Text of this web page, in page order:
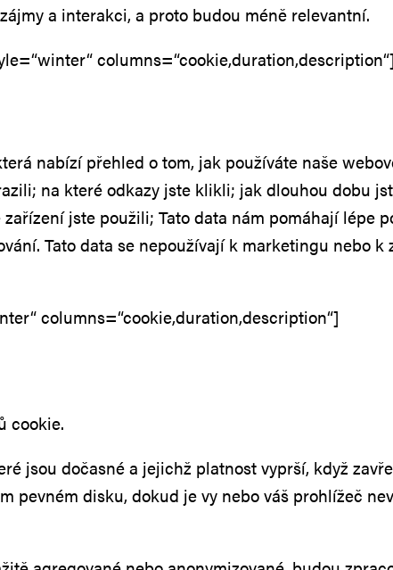
a interakci, a proto budou méně relevantní.
columns=“cookie,duration,description“]
nabízí přehled o tom, jak používáte naše
na které odkazy jste klikli; jak dlouhou dobu
jste použili; Tato data nám pomáhají lépe
Tato data se nepoužívají k marketingu nebo k
columns=“cookie,duration,description“]
cookie.
jsou dočasné a jejichž platnost vyprší, když
pevném disku, dokud je vy nebo váš prohlížeč